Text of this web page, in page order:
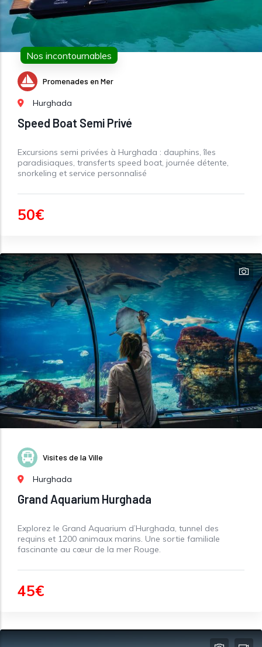
Nos incontournables
Promenades en Mer
Hurghada
Speed Boat Semi Privé
Excursions semi privées à Hurghada : dauphins, îles
paradisiaques, transferts speed boat, journée détente,
snorkeling et service personnalisé
50€
Visites de la Ville
Hurghada
Grand Aquarium Hurghada
Explorez le Grand Aquarium d’Hurghada, tunnel des
requins et 1200 animaux marins. Une sortie familiale
fascinante au cœur de la mer Rouge.
45€